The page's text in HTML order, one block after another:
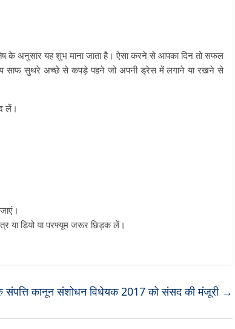
के अनुसार यह शुभ माना जाता है। ऐसा करने से आपका दिन तो सफल
आप साफ सुथरे अच्छे से कपड़े पहने जो अपनी ड्रेस में लगाने या रखने से
लें।
या डियो या परफ्यूम जरूर छिड़क लें।
संपत्ति कानून संशोधन विधेयक 2017 को संसद की मंजूरी →